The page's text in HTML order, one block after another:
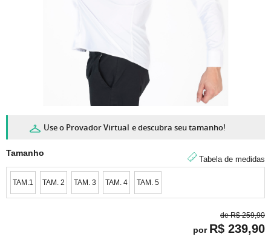
Use o Provador Virtual e descubra seu tamanho!
Tamanho
Tabela de medidas
TAM.1 TAM. 2 TAM. 3 TAM. 4 TAM. 5
de R$ 259,90
por R$ 239,90